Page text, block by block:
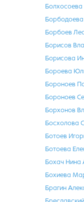
Борбоев
Борисов
Борисова
Бороева
Бороноев
Бороноев
Борхонов
Босхолова
Ботоев
Ботоева
Бохач Нина
Бохиева
Брагин